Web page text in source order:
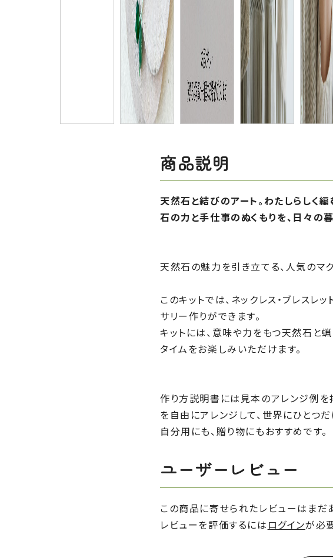
商品説明
天然石と結びのアート。わたしらしく編
石の力と手仕事のぬくもりを、日々の暮
天然石の魅力を引き立てる、人気のマク
このキットでは、ネックレス・ブレスレ
サリー作りができます。
キットには、意味や力をもつ天然石と
タイムをお楽しみいただけます。
作り方説明書には見本のアレンジ例を
を自由にアレンジして、世界にひとつ
自分用にも、贈り物にもおすすめです。
ユーザーレビュー
この商品に寄せられたレビューはまだ
レビューを評価するには ログインが必